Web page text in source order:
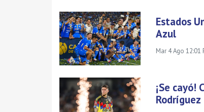
Estados
Azul
Mar 4 Ago 12:01
¡Se cayó!
Rodríguez